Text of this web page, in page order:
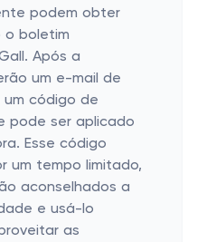
podem obter
o boletim
Após a
um e-mail de
código de
pode ser aplicado
Esse código
um tempo limitado,
aconselhados a
e usá-lo
as